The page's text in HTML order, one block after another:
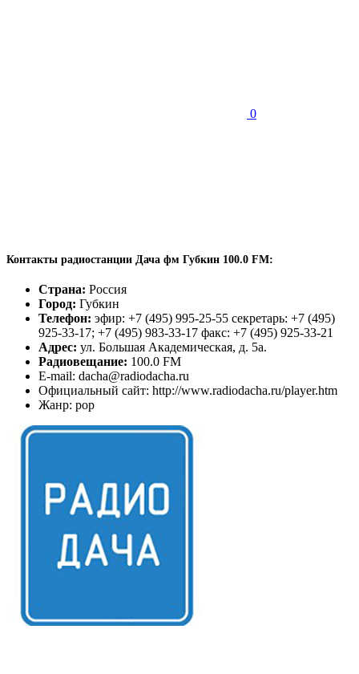
0
Контакты радиостанции Дача фм Губкин 100.0 FM:
Страна: Россия
Город: Губкин
Телефон: эфир: +7 (495) 995-25-55 секретарь: +7 (495)
925-33-17; +7 (495) 983-33-17 факс: +7 (495) 925-33-21
Адрес: ул. Большая Академическая, д. 5а.
Радиовещание: 100.0 FM
E-mail: dacha@radiodacha.ru
Официальный сайт: http://www.radiodacha.ru/player.htm
Жанр: pop